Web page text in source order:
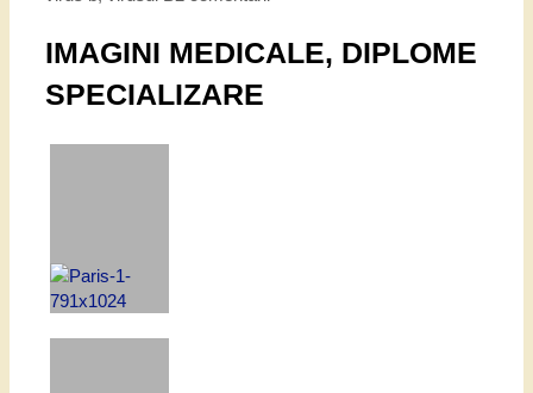
IMAGINI MEDICALE, DIPLOME
SPECIALIZARE